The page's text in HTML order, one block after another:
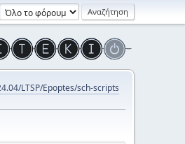
LTSP/Epoptes/sch-scripts